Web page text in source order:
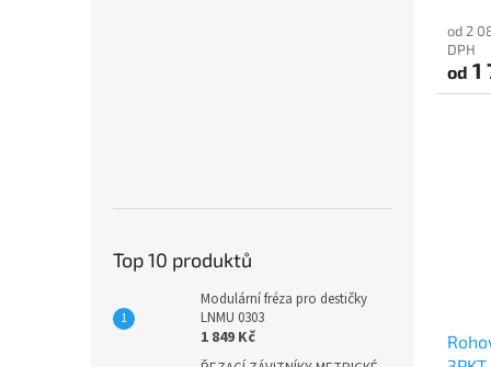
Top 10 produktů
Modulární fréza pro destičky
LNMU 0303
1 849 Kč
od 2
DPH
od 1